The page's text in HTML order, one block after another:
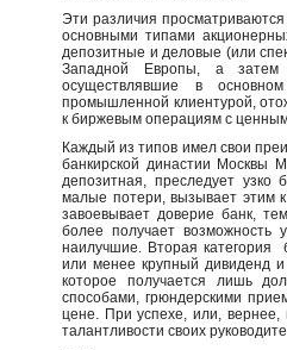
Эти различия
основными типами
депозитные и деловые (или
Западной Европы, а затем
осуществлявшие в
промышленной клиентурой,
к биржевым операциям с
Каждый из типов имел свои
банкирской династии Москвы
депозитная, преследует узко
малые потери, вызывает этим
завоевывает доверие банк,
более получает возможность
наилучшие. Вторая категория
или менее крупный дивиденд
которое получается лишь
способами, грюндерскими
цене. При успехе, или,
талантливости своих